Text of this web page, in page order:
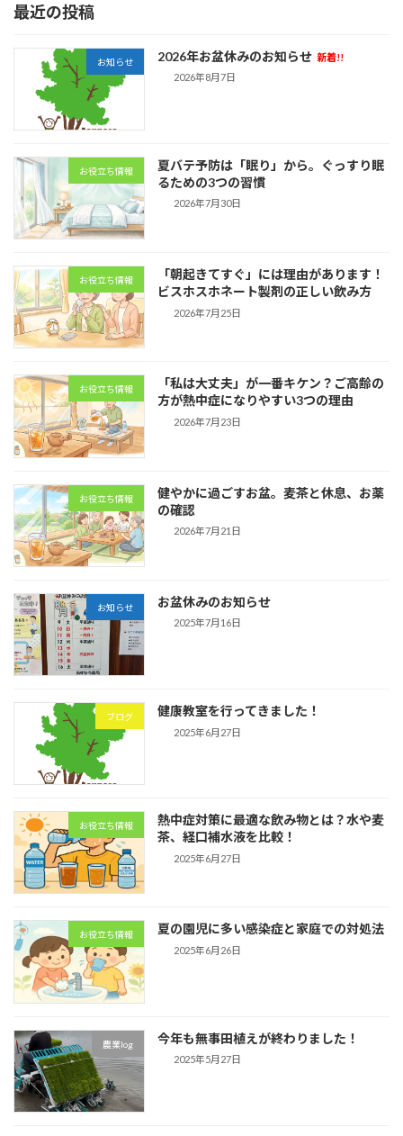
最近の投稿
お知らせ 2026年お盆休みのお知らせ 新着!!
2026年8月7日
お役立ち情報
夏バテ予防は「眠り」から。ぐっすり眠
るための3つの習慣
2026年7月30日
お役立ち情報
「朝起きてすぐ」には理由があります！
ビスホスホネート製剤の正しい飲み方
2026年7月25日
お役立ち情報
「私は大丈夫」が一番キケン？ご高齢の
方が熱中症になりやすい3つの理由
2026年7月23日
お役立ち情報
健やかに過ごすお盆。麦茶と休息、お薬
の確認
2026年7月21日
お知らせ お盆休みのお知らせ
2025年7月16日
ブログ 健康教室を行ってきました！
2025年6月27日
お役立ち情報
熱中症対策に最適な飲み物とは？水や麦
茶、経口補水液を比較！
2025年6月27日
お役立ち情報 夏の園児に多い感染症と家庭での対処法
2025年6月26日
農業log 今年も無事田植えが終わりました！
2025年5月27日